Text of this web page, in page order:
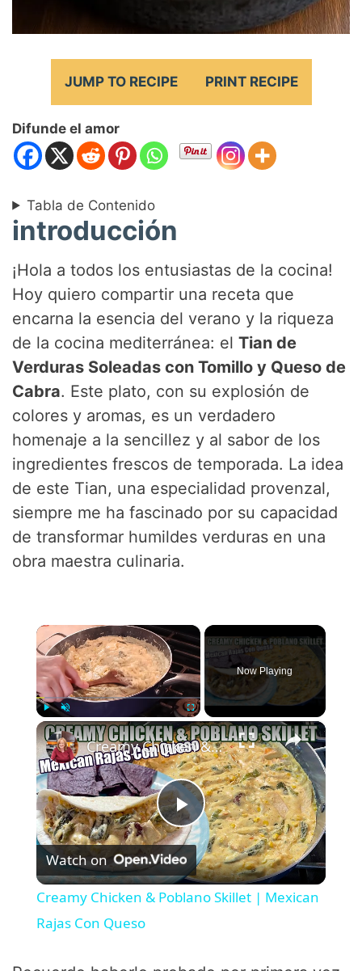
JUMP TO RECIPE PRINT RECIPE
Difunde el amor
Tabla de Contenido
introducción
¡Hola a todos los entusiastas de la cocina!
Hoy quiero compartir una receta que
encarna la esencia del verano y la riqueza
de la cocina mediterránea: elTian de
Verduras Soleadas con Tomillo y Queso de
Cabra. Este plato, con su explosión de
colores y aromas, es un verdadero
homenaje a la sencillez y al sabor de los
ingredientes frescos de temporada. La idea
de este Tian, una especialidad provenzal,
siempre me ha fascinado por su capacidad
de transformar humildes verduras en una
obra maestra culinaria.
×
Play Unmute Fullscreen
Now Playing
×
P
l
Creamy Chicken & Poblano Skillet | Mexican Rajas Con Queso
Watch on
Creamy Chicken & Poblano Skillet | Mexican
Rajas Con Queso